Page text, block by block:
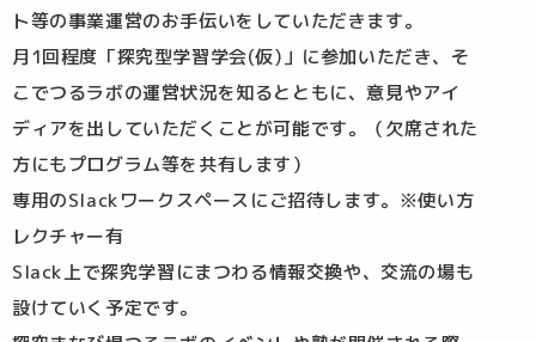
ト等の事業運営のお手伝いをしていただきます。
月1回程度「探究型学習学会(仮)」に参加いただき、そ
こでつるラボの運営状況を知るとともに、意見やアイ
ディアを出していただくことが可能です。（欠席された
方にもプログラム等を共有します）
専用のSlackワークスペースにご招待します。※使い方
レクチャー有
Slack上で探究学習にまつわる情報交換や、交流の場も
設けていく予定です。